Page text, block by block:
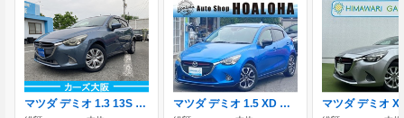
マツダ デミオ 1.3 13S CarsOsaka:F3224 マツダ デミオ 1.5 XD ツーリング ディーゼルターボ ブレーキサポートマツコネナビ後方カメラ